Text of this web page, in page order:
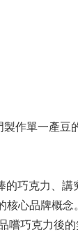
作單一產
巧克力、講
心品牌概念。
巧克力後的